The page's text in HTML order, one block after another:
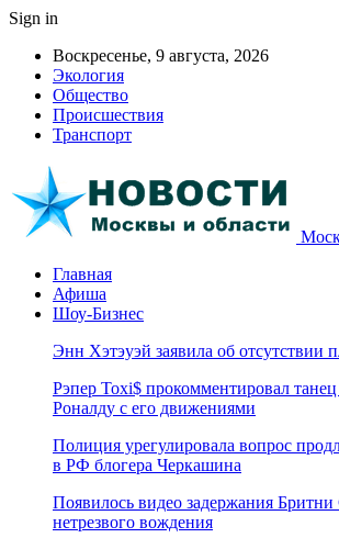
Sign in
Воскресенье, 9 августа, 2026
Экология
Общество
Происшествия
Транспорт
Главная
Афиша
Шоу-Бизнес
Энн Хэтэуэй заявила об отсутствии
Рэпер Toxi$ прокомментировал
Роналду с его движениями
Полиция урегулировала вопрос
в РФ блогера Черкашина
Появилось видео задержания Бритни
нетрезвого вождения